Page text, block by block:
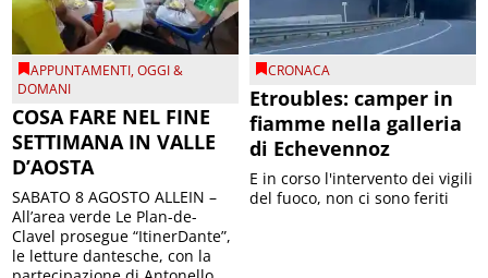
APPUNTAMENTI,OGGI &
DOMANI
COSA FARE NEL FINE
SETTIMANA IN VALLE
D’AOSTA
SABATO 8 AGOSTO ALLEIN –
All’area verde Le Plan-de-
Clavel prosegue “ItinerDante”,
le letture dantesche, con la
CRONACA
Etroubles: camper in
fiamme nella galleria
di Echevennoz
E in corso l'intervento dei vigili
del fuoco, non ci sono feriti